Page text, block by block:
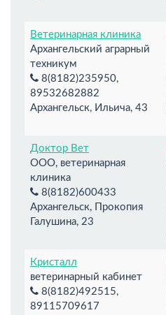
Ветеринарная клиника
Архангельский аграрный
техникум
8(8182)235950,
89532682882
Архангельск, Ильича, 43
Доктор Вет
ООО, ветеринарная
клиника
8(8182)600433
Архангельск, Прокопия
Галушина, 23
Кристалл
ветеринарный кабинет
8(8182)492515,
89115709617